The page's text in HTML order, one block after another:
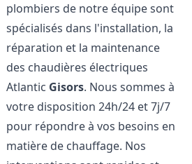
plombiers de notre équipe sont
spécialisés dans l'installation, la
réparation et la maintenance
des chaudières électriques
Atlantic Gisors. Nous sommes à
votre disposition 24h/24 et 7j/7
pour répondre à vos besoins en
matière de chauffage. Nos